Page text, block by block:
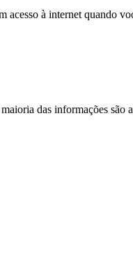
acesso à internet quando
das informações são